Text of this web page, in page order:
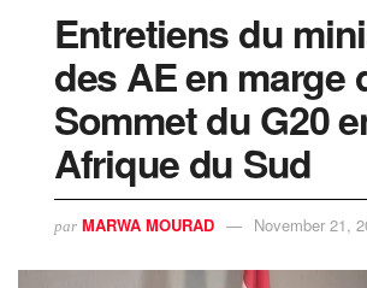
Entretiens du
des AE en marge
Sommet du G20
Afrique du Sud
par MARWA MOURAD November 21,